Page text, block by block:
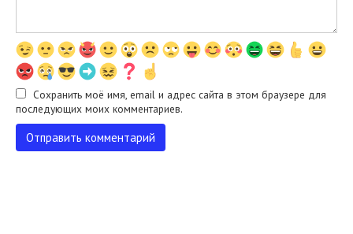
Сохранить моё имя, email и адрес сайта в этом браузере для
последующих моих комментариев.